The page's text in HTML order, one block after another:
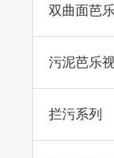
双曲面芭
污泥芭乐
拦污系列